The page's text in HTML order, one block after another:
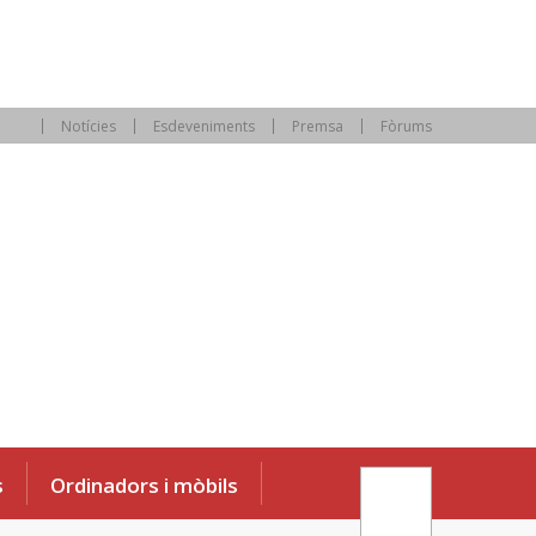
Notícies Esdeveniments Premsa Fòrums
Ordinadors i mòbils